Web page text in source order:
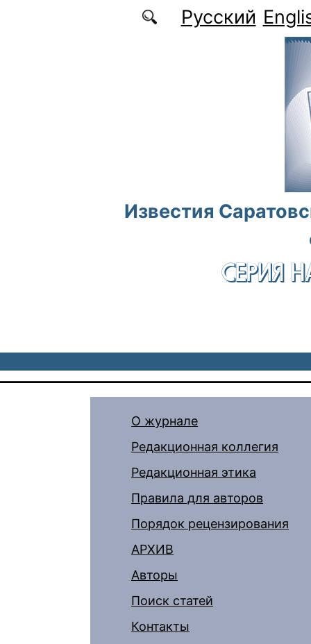
Перейти к основному содержаниюРусский
Известия
СЕРИЯ
О журнале
Редакционная коллегия
Редакционная этика
Правила для авторов
Порядок рецензирования
АРХИВ
Авторы
Поиск статей
Контакты